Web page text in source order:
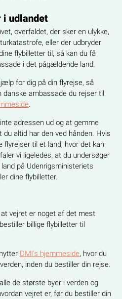
i udlandet
overfaldet, der sker en ulykke,
eller der udbryder
flybilletter til, så kan du få
i det pågældende land.
for dig på din flyrejse, så
danske ambassade du rejser til
.
adressen ud og at gemme
altid har den ved hånden. Hvis
flyrejser til et land, hvor det kan
vi ligeledes, at du undersøger
på Udenrigsministeriets
dine flybilletter.
vejret er noget af det mest
billige flybilletter til
DMI's hjemmeside, hvor du
inden du bestiller din rejse.
de største byer i verden og
vejret er, før du bestiller din